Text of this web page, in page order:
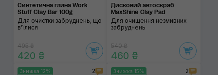
Синтетична глина Work
Stuff Clay Bar 100g
Для очистки забруднень, що
в'їлися
495 ₴
420 ₴
Дисковий автоскраб
MaxShine Clay Pad
Для очищення незмивних
забруднень
540 ₴
460 ₴
Знижка 12% 2 Знижка 15% 2